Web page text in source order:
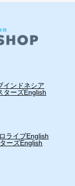
インドネシア
ターズEnglish
ライブEnglish
ーズEnglish